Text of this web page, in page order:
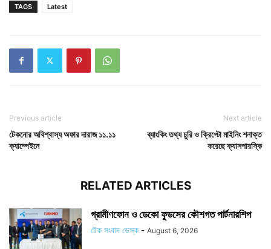
TAGS Latest
Previous article
টেকনোর অবিশ্বাস্য অফার দারাজ ১১.১১
ক্যাম্পেইনে
Next article
ব্যাংকিং তথ্য চুরি ও ক্রিপ্টো মাইনিং শনাক্ত
করেছে ক্যাসপারস্কি
RELATED ARTICLES
গ্রামীণফোন ও ডেকো ফুডসের কৌশগত পার্টনারশিপ
টেক সংবাদ ডেস্ক - August 6, 2026